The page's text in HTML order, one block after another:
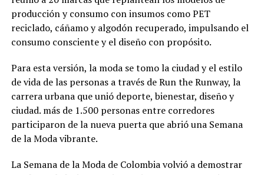
producción y consumo con insumos como PET
reciclado, cáñamo y algodón recuperado, impulsando el
consumo consciente y el diseño con propósito.
Para esta versión, la moda se tomo la ciudad y el estilo
de vida de las personas a través de Run the Runway, la
carrera urbana que unió deporte, bienestar, diseño y
ciudad. más de 1.500 personas entre corredores
participaron de la nueva puerta que abrió una Semana
de la Moda vibrante.
La Semana de la Moda de Colombia volvió a demostrar